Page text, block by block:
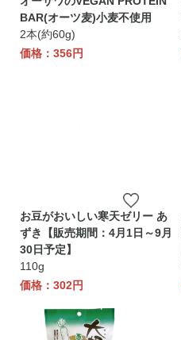
BAR(オーツ麦)小麦不使用
2本(約60g)
価格：356円
お豆がおいしい寒天ゼリー あ
ずき【販売期間：4月1日～9月
30日予定】
110g
価格：302円